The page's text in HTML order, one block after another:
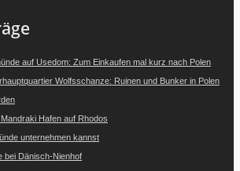
auf Usedom: Zum Einkaufen mal kurz nach Polen
Wolfsschanze: Ruinen und Bunker in Polen
Hafen auf Rhodos
unternehmen kannst
bei Dänisch-Nienhof